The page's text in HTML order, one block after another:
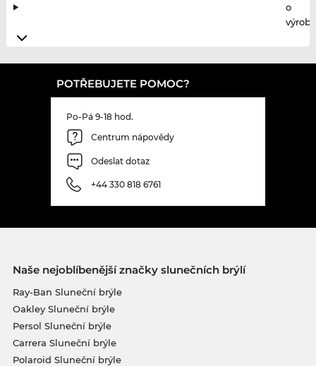
o
POTŘEBUJETE POMOC?
Po-Pá 9-18 hod.
Centrum nápovědy
Odeslat dotaz
+44 330 818 6761
Naše nejoblíbenější značky slunečních brýlí
Ray-Ban Sluneční brýle
Oakley Sluneční brýle
Persol Sluneční brýle
Carrera Sluneční brýle
Polaroid Sluneční brýle